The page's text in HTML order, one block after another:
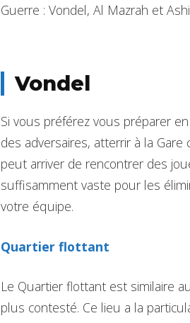
Guerre : Vondel, Al Mazrah et
Vondel
Si vous préférez vous préparer
des adversaires, atterrir à la
peut arriver de rencontrer des
suffisamment vaste pour les
votre équipe.
Quartier flottant
Le Quartier flottant est similaire
plus contesté. Ce lieu a la